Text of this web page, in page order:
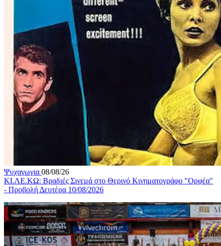
Ψυχαγωγια 08/08/26
ΚΙ.ΛΕ.ΚΩ: Βραδιές Σινεμά στο Θερινό Κινηματογράφο "Ορφέα"
- Προβολή Δευτέρα 10/08/2026